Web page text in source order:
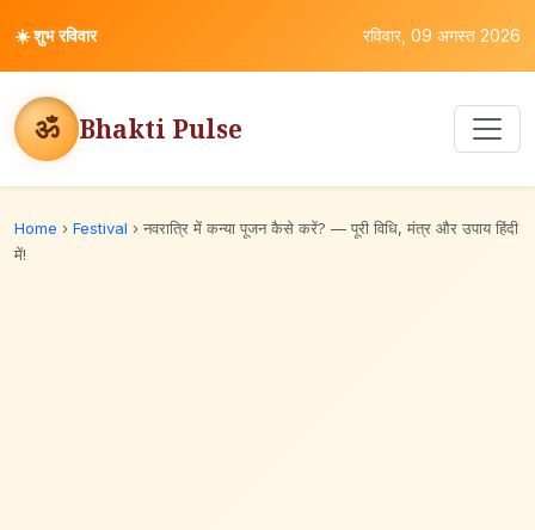
☀️शुभ रविवार रविवार, 09 अगस्त 2026
ॐ Bhakti Pulse
Home › Festival › नवरात्रि में कन्या पूजन कैसे करें? — पूरी विधि, मंत्र और उपाय हिंदी
में!